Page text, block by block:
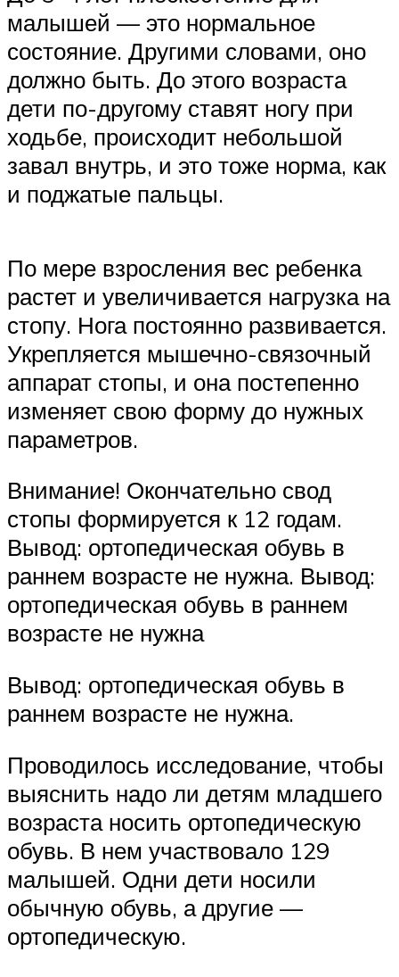
малышей — это нормальное
состояние. Другими словами, оно
должно быть. До этого возраста
дети по-другому ставят ногу при
ходьбе, происходит небольшой
завал внутрь, и это тоже норма, как
и поджатые пальцы.
По мере взросления вес ребенка
растет и увеличивается нагрузка на
стопу. Нога постоянно развивается.
Укрепляется мышечно-связочный
аппарат стопы, и она постепенно
изменяет свою форму до нужных
параметров.
Внимание! Окончательно свод
стопы формируется к 12 годам.
Вывод: ортопедическая обувь в
раннем возрасте не нужна. Вывод:
ортопедическая обувь в раннем
возрасте не нужна
Вывод: ортопедическая обувь в
раннем возрасте не нужна.
Проводилось исследование, чтобы
выяснить надо ли детям младшего
возраста носить ортопедическую
обувь. В нем участвовало 129
малышей. Одни дети носили
обычную обувь, а другие —
ортопедическую.